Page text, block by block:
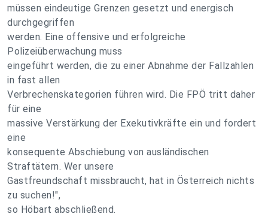
müssen eindeutige Grenzen gesetzt und energisch
durchgegriffen
werden. Eine offensive und erfolgreiche
Polizeiüberwachung muss
eingeführt werden, die zu einer Abnahme der Fallzahlen
in fast allen
Verbrechenskategorien führen wird. Die FPÖ tritt daher
für eine
massive Verstärkung der Exekutivkräfte ein und fordert
eine
konsequente Abschiebung von ausländischen
Straftätern. Wer unsere
Gastfreundschaft missbraucht, hat in Österreich nichts
zu suchen!",
so Höbart abschließend.